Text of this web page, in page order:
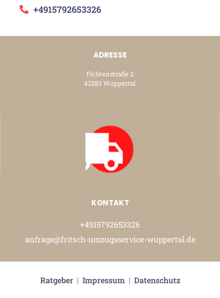
+4915792653326
ADRESSE
Fichtenstraße 2
42283 Wuppertal
KONTAKT
+4915792653326
anfrage@fritsch-umzugsservice-wuppertal.de
Ratgeber| Impressum| Datenschutz